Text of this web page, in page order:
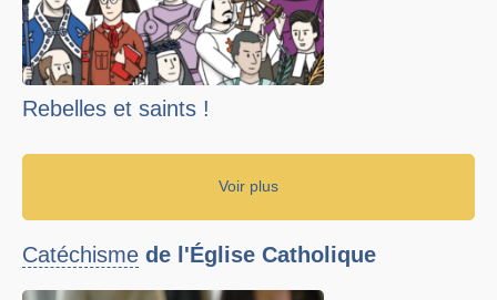
Rebelles et saints !
Voir plus
Catéchisme de l'Église Catholique